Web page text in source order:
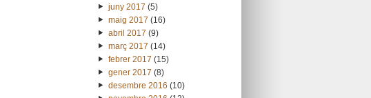
juny 2017 (5)
maig 2017 (16)
abril 2017 (9)
març 2017 (14)
febrer 2017 (15)
gener 2017 (8)
desembre 2016 (10)